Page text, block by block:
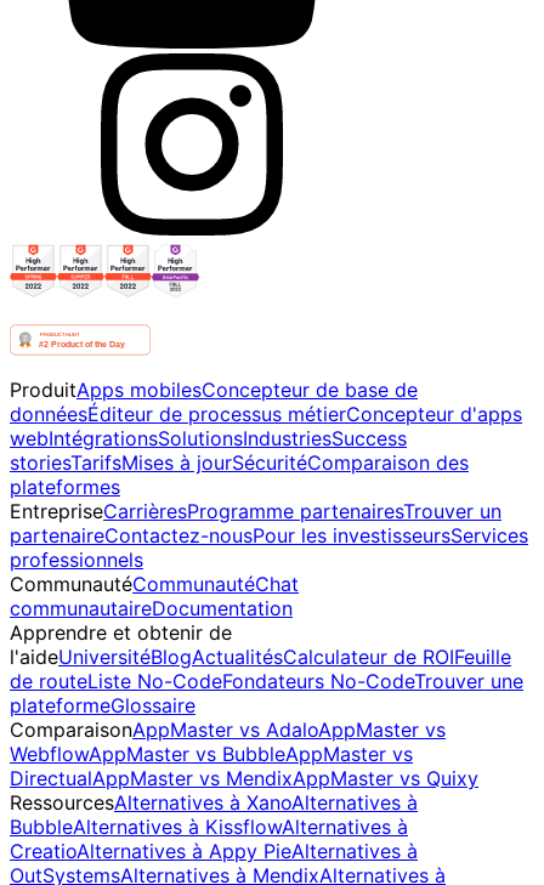
ProduitApps mobilesConcepteur de base de
donnéesÉditeur de processus métierConcepteur d'apps
webIntégrationsSolutionsIndustriesSuccess
storiesTarifsMises à jourSécuritéComparaison des
plateformes
EntrepriseCarrièresProgramme partenairesTrouver un
partenaireContactez-nousPour les investisseursServices
professionnels
CommunautéCommunautéChat
communautaireDocumentation
Apprendre et obtenir de
l'aideUniversitéBlogActualitésCalculateur de ROIFeuille
de routeListe No-CodeFondateurs No-CodeTrouver une
plateformeGlossaire
ComparaisonAppMaster vs AdaloAppMaster vs
WebflowAppMaster vs BubbleAppMaster vs
DirectualAppMaster vs MendixAppMaster vs Quixy
RessourcesAlternatives à XanoAlternatives à
BubbleAlternatives à KissflowAlternatives à
CreatioAlternatives à Appy PieAlternatives à
OutSystemsAlternatives à MendixAlternatives à